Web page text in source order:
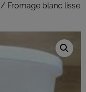
/ Fromage blanc lisse